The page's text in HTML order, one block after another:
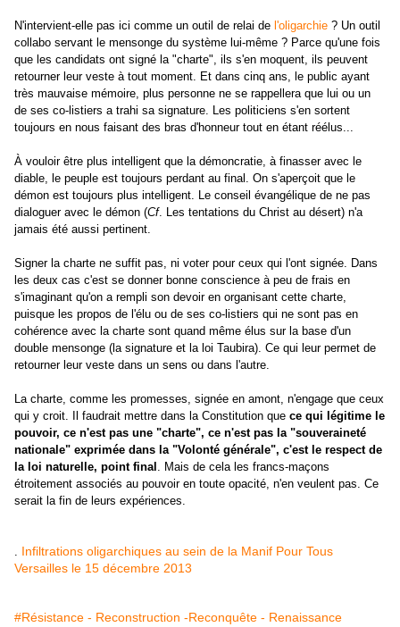
N'intervient-elle pas ici comme un outil de relai de l'oligarchie ? Un outil
collabo servant le mensonge du système lui-même ? Parce qu'une fois
que les candidats ont signé la "charte", ils s'en moquent, ils peuvent
retourner leur veste à tout moment. Et dans cinq ans, le public ayant
très mauvaise mémoire, plus personne ne se rappellera que lui ou un
de ses co-listiers a trahi sa signature. Les politiciens s'en sortent
toujours en nous faisant des bras d'honneur tout en étant réélus...
À vouloir être plus intelligent que la démoncratie, à finasser avec le
diable, le peuple est toujours perdant au final. On s'aperçoit que le
démon est toujours plus intelligent. Le conseil évangélique de ne pas
dialoguer avec le démon (Cf. Les tentations du Christ au désert) n'a
jamais été aussi pertinent.
Signer la charte ne suffit pas, ni voter pour ceux qui l'ont signée. Dans
les deux cas c'est se donner bonne conscience à peu de frais en
s'imaginant qu'on a rempli son devoir en organisant cette charte,
puisque les propos de l'élu ou de ses co-listiers qui ne sont pas en
cohérence avec la charte sont quand même élus sur la base d'un
double mensonge (la signature et la loi Taubira). Ce qui leur permet de
retourner leur veste dans un sens ou dans l'autre.
La charte, comme les promesses, signée en amont, n'engage que ceux
qui y croit.
Il faudrait mettre dans la Constitution que ce qui légitime le
pouvoir, ce n'est pas une "charte", ce n'est pas la "souveraineté
nationale" exprimée dans la "Volonté générale", c'est le respect de
la loi naturelle, point final . Mais de cela les francs-maçons
étroitement associés au pouvoir en toute opacité, n'en veulent pas. Ce
serait la fin de leurs expériences.
. Infiltrations oligarchiques au sein de la Manif Pour Tous
Versailles le 15 décembre 2013
#Résistance - Reconstruction -Reconquête - Renaissance